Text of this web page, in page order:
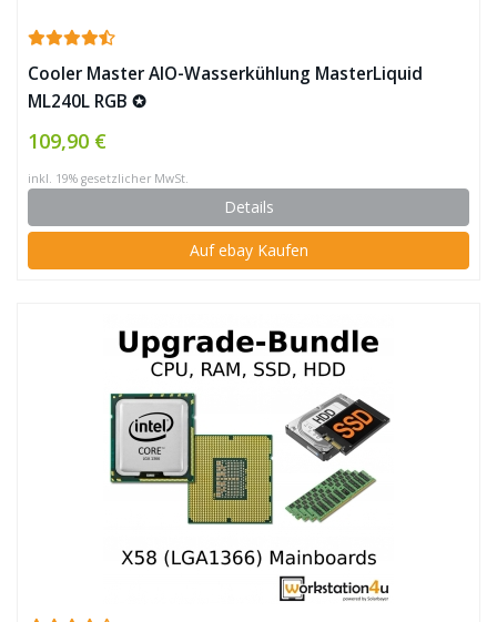
Cooler Master AIO-Wasserkühlung MasterLiquid
ML240L RGB ✪
109,90 €
inkl. 19% gesetzlicher MwSt.
Details
Auf ebay Kaufen